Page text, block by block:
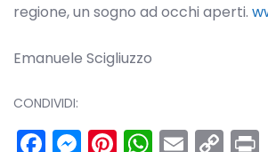
regione, un sogno ad occhi aperti.
Emanuele Scigliuzzo
CONDIVIDI:
Facebook
Messenger
Pinterest
Email